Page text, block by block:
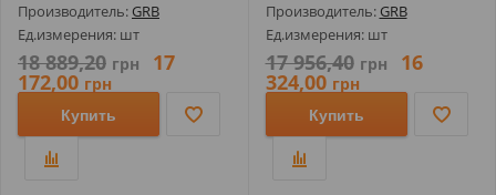
Производитель: GRB
Ед.измерения: шт
18 889,20 грн 17
172,00 грн
Купить
Производитель: GRB
Ед.измерения: шт
17 956,40 грн 16
324,00 грн
Купить